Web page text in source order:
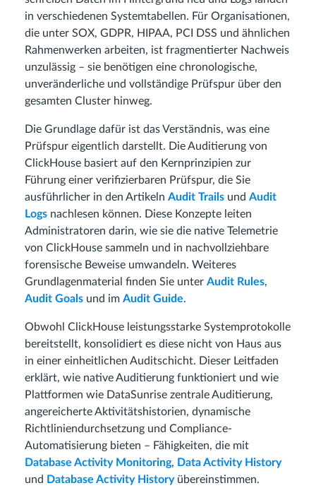
in verschiedenen Systemtabellen. Für Organisationen,
die unter SOX, GDPR, HIPAA, PCI DSS und ähnlichen
Rahmenwerken arbeiten, ist fragmentierter Nachweis
unzulässig – sie benötigen eine chronologische,
unveränderliche und vollständige Prüfspur über den
gesamten Cluster hinweg.
Die Grundlage dafür ist das Verständnis, was eine
Prüfspur eigentlich darstellt. Die Auditierung von
ClickHouse basiert auf den Kernprinzipien zur
Führung einer verifizierbaren Prüfspur, die Sie
ausführlicher in den Artikeln Audit Trails und Audit
Logs nachlesen können. Diese Konzepte leiten
Administratoren darin, wie sie die native Telemetrie
von ClickHouse sammeln und in nachvollziehbare
forensische Beweise umwandeln. Weiteres
Grundlagenmaterial finden Sie unter Audit Rules,
Audit Goals und im Audit Guide.
Obwohl ClickHouse leistungsstarke Systemprotokolle
bereitstellt, konsolidiert es diese nicht von Haus aus
in einer einheitlichen Auditschicht. Dieser Leitfaden
erklärt, wie native Auditierung funktioniert und wie
Plattformen wie DataSunrise zentrale Auditierung,
angereicherte Aktivitätshistorien, dynamische
Richtliniendurchsetzung und Compliance-
Automatisierung bieten – Fähigkeiten, die mit
Database Activity Monitoring, Data Activity History
und Database Activity Historyübereinstimmen.